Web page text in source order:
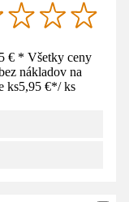
€ * Všetky ceny
nákladov na
ks5,95 €*/ ks